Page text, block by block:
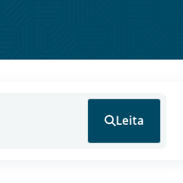
Leita